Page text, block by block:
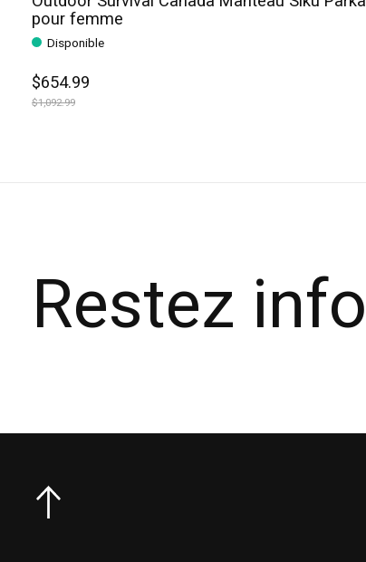
pour femme
Disponible
$654.99
$1,092.99
Restez